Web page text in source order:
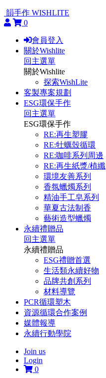
韻手作 WISHLITE
0
會員登入
關於Wishlite
回主選單
關於Wishlite
探索WishLite
客製專案規劃
ESG環保手作
回主選單
ESG環保手作
RE:再生塑膠
RE:牡蠣殼循環
RE:咖啡系列周邊
RE:再生紙漿/植纖
環境友善系列
香氛蠟燭系列
精油手工皂系列
華夏古法制香
藝術造型蠟燭
永續禮贈品
回主選單
永續禮贈品
ESG禮贈首選
生活類永續好物
品牌共創系列
材料導覽
PCR循環塑木
資源循環合作案例
媒體報導
永續行動學院
Join us
Login
0